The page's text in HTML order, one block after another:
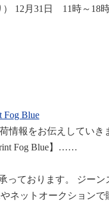
12月31日 11時～18
Fog Blue
情報をお伝えしていき
Fog Blue】……
っております。 ジーン
ネットオークションで